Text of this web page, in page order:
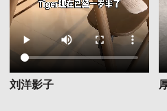
刘洋影子